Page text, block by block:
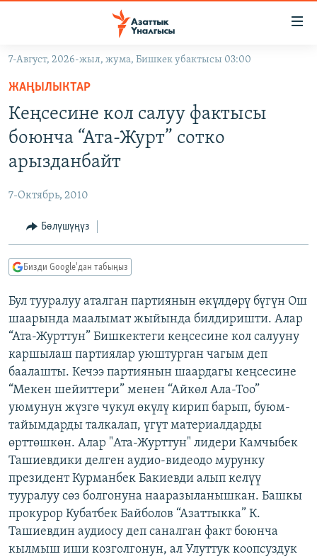
Навигацияга
өтүңүз
Издөөгө
салыңызКЫРГЫЗСТАН
МАДАНИЯТ
ДҮЙНӨ
ТВ ПРОГРАММАЛАР
БҮГҮН АЗАТТЫКТА
ДАНИСТЕ
ЭЖЕ-СИҢДИЛЕР
АЗАТТЫК+
ПОДКАСТ
ОНЛАЙН ШЕРИНЕ
ЭЕ/АРнун бардык сайттары
7-Август, 2026-жыл, жума, Бишкек убактысы 03:00
ЖАҢЫЛЫКТАР
Кеңсесине кол салуу фактысы
боюнча “Ата-Журт” сотко
арызданбайт
7-Октябрь, 2010
Бөлүшүңүз
Бизди Google'дан табыңыз
Бул тууралуу аталган партиянын өкүлдөрү бүгүн Ош
шаарында маалымат жыйында билдиришти. Алар
“Ата-Журттун” Бишкектеги кеңсесине кол салууну
каршылаш партиялар уюштурган чагым деп
баалашты. Кечээ партиянын шаардагы кеңсесине
“Мекен шейиттери” менен “Айкөл Ала-Тоо”
уюмунун жүзгө чукул өкүлү кирип барып, буюм-
тайымдарды талкалап, үгүт материалдарды
өрттөшкөн. Алар "Ата-Журттун" лидери Камчыбек
Ташиевдики делген аудио-видеодо мурунку
президент Курманбек Бакиевди алып келүү
тууралуу сөз болгонуна нааразыланышкан. Башкы
прокурор Кубатбек Байболов “Азаттыкка” К.
Ташиевдин аудиосу деп саналган факт боюнча
кылмыш иши козголгонун, ал Улуттук коопсуздук